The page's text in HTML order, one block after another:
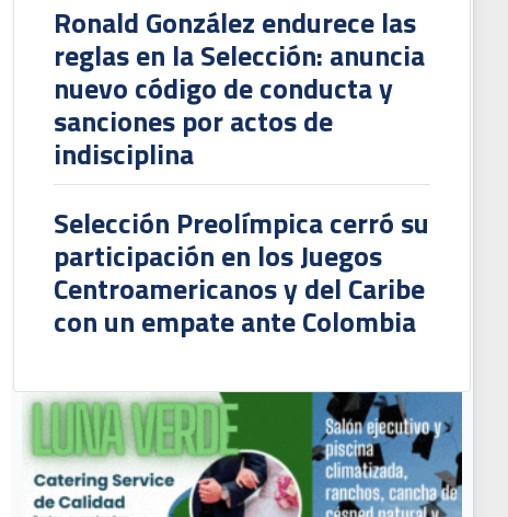
Ronald González endurece las
reglas en la Selección: anuncia
nuevo código de conducta y
sanciones por actos de
indisciplina
Selección Preolímpica cerró su
participación en los Juegos
Centroamericanos y del Caribe
con un empate ante Colombia